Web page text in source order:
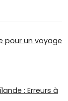
pour un voyage
: Erreurs à